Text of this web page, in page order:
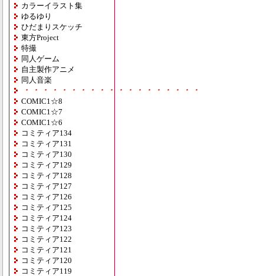
カラーイラスト集
ゆるゆり
ひだまりスケッチ
東方Project
特撮
同人ゲーム
自主製作アニメ
同人音楽
・・・・・・・・・・・・・・・・・・・
COMIC1☆8
COMIC1☆7
COMIC1☆6
コミティア134
コミティア131
コミティア130
コミティア129
コミティア128
コミティア127
コミティア126
コミティア125
コミティア124
コミティア123
コミティア122
コミティア121
コミティア120
コミティア119